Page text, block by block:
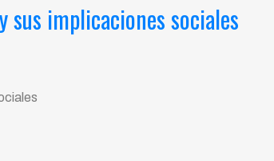
sus implicaciones sociales